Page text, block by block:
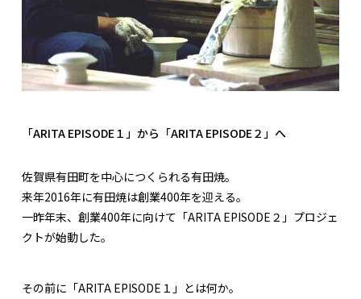
「ARITA EPISODE１」から「ARITA EPISODE２」へ
佐賀県有田町を中心につくられる有田焼。
来年2016年に有田焼は創業400年を迎える。
一昨年末、創業400年に向けて「ARITA EPISODE２」プロジェ
クトが始動した。
その前に「ARITA EPISODE１」とは何か。